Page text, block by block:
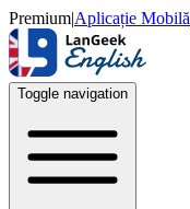
Premium|Aplicație Mobilă
Toggle navigation